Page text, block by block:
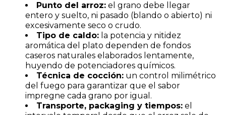
Punto del arroz: el grano debe llegar
entero y suelto, ni pasado (blando o abierto) ni
excesivamente seco o crudo.
Tipo de caldo: la potencia y nitidez
aromática del plato dependen de fondos
caseros naturales elaborados lentamente,
huyendo de potenciadores químicos.
Técnica de cocción: un control milimétrico
del fuego para garantizar que el sabor
impregne cada grano por igual.
Transporte, packaging y tiempos: el